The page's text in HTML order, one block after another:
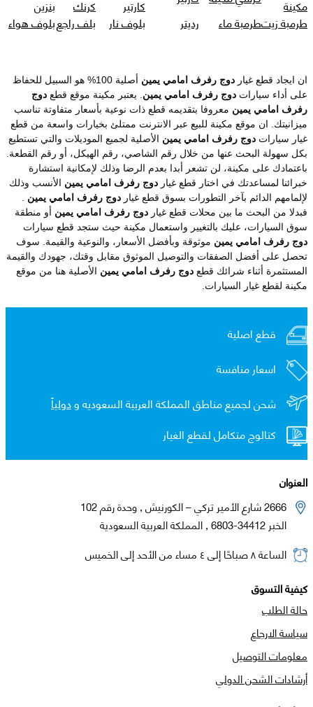
مكينة
كارتير
كرنك
بنزين
طرمبة زيتطرمبة ماء رديتر بلوف نار بلف راجعبلوف هواء
ان ايجاد قطع غيار دوج رفرف امامي يمين
أصلية 100% هو السبيل للحفاظ
على أداء سيارات دوج رفرف امامي يمين . يعتبر مكينة موقع قطع دوج
رفرف امامي يمين معروفا بتقديمه قطع ذات نوعية بأسعار متفاوتة تناسب
ميزانيتك. ان موقع مكينة للبيع عبر الانترنت ممتلئ بخيارات واسعة من قطع
غيار سيارات دوج رفرف امامي يمين الأصلية لجميع الموديلات والتي تستطيع
بكل سهولة البحث عنها من خلال رقم الشاصي، رقم الهيكل، أو رقم القطعة.
باعتمادك على مكينة، لن تشعر أبدا بعدم الرضا وذلك لإمكانية استشارة
خبرائنا لمساعدتك في اختار قطع غيار دوج رفرف امامي يمين الأنسب وذلك
لإلمامهم الدائم بآخر التطورات بسوق قطع غيار دوج رفرف امامي يمين
فبدلا من البحث ما بين محلات قطع غيار دوج رفرف امامي يمين أو منطقة
سوق السيارات، عليك بالتغيير واستعمال مكينة حيث ستجد قطع سيارات
دوج رفرف امامي يمين موثوقة وبأفضل الأسعار، والنوعية والقيمة. سوف
تحصل على أفضل الصفقات والتوصيل الموثوق مقابل وقتك، جهودك والقيمة
المستثمرة أثناء شرائك قطع دوج رفرف امامي يمين الأصلية هنا من موقع
مكينة لقطع غيار السيارات.
قطع اصلية
اسعار منافسة
شحن لجميع مناطق المملكة العربية السعوديه ودولياً
كتالوج متكامل لقطع الغيار
العنوان
2666 شارع الأمير تركي – الكورنيش , وحدة رقم 102
الخبر 34412-6803 , المملكة العربية السعودية
الساعة ٨ صباحًا إلى ٤ مساء من الأحد إلى الخميس
كيفية التسوق
حالة الطلب
سياسة الارجاع
معلومات التوصيل
أرشادات الشحن الدولي